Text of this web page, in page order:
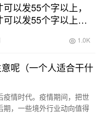
以发55个字以上，
以发55个字以上视
1.0K
呢（一个人适合干什
情时代。疫情期间，把世
期，一些境外行业动向值得